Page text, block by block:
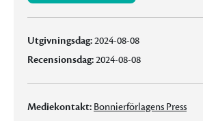
Utgivningsdag:2024-08-08
Recensionsdag:2024-08-08
Mediekontakt: Bonnierförlagens Press